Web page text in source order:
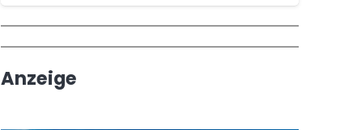
Wochenrückblick
Trendthemen
Anzeige